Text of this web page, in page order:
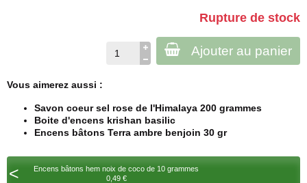
Rupture de stock
Ajouter au panier
Vous aimerez aussi :
Savon coeur sel rose de l'Himalaya 200 grammes
Boite d'encens krishan basilic
Encens bâtons Terra ambre benjoin 30 gr
<
Encens bâtons hem noix de coco de 10 grammes
0,49 €